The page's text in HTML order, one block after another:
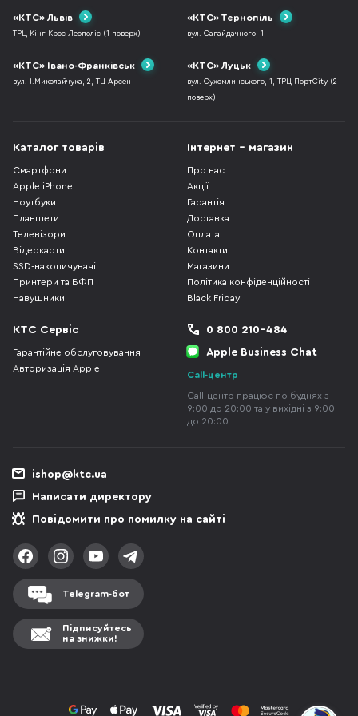
«КТС» Львів
ТРЦ Кінг Крос Леополіс (1 поверх)
«КТС» Тернопіль
вул. Сагайдачного, 1
«КТС» Івано-Франківськ
вул. І.Миколайчука, 2, ТЦ Арсен
«КТС» Луцьк
вул. Сухомлинського, 1, ТРЦ ПортCity (2
поверх)
Каталог товарів
Смартфони
Apple iPhone
Ноутбуки
Планшети
Телевізори
Відеокарти
SSD-накопичувачі
Принтери та БФП
Навушники
Інтернет - магазин
Про нас
Акції
Гарантія
Доставка
Оплата
Контакти
Магазини
Політика конфіденційності
Black Friday
КТС Сервіс
Гарантійне обслуговування
Авторизація Apple
0 800 210-484
Apple Business Chat
Call-центр
Call-центр працює по буднях з
9:00 до 20:00 та у вихідні з 9:00
до 20:00
ishop@ktc.ua
Написати директору
Повідомити про помилку на сайті
Telegram-бот
Підписуйтесь
на знижки!